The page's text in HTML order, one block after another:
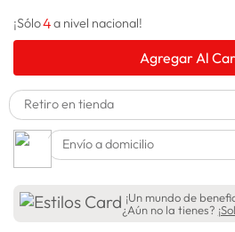
7. laptop
9. lavadora
10. spiderman
¡Sólo4a nivel nacional!
Agregar Al
Retiro en tienda
Envío a domicilio
¡Un mundo de
¿Aún no la tienes?